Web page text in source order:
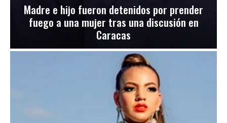
Madre e hijo fueron detenidos por prender
fuego a una mujer tras una discusión en
Caracas